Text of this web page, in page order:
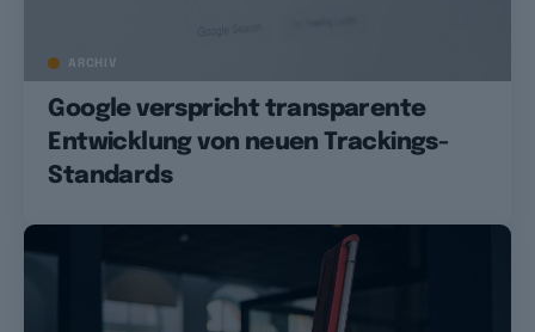
ARCHIV
Google verspricht transparente
Entwicklung von neuen Trackings-
Standards